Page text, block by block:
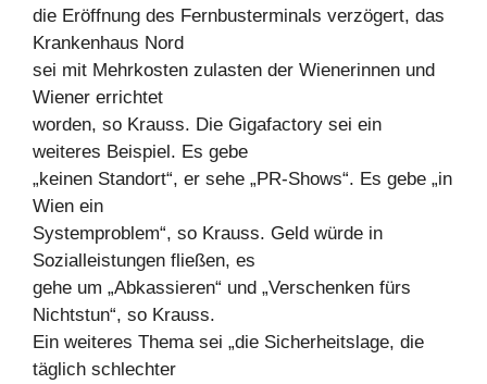
die Eröffnung des Fernbusterminals verzögert, das
Krankenhaus Nord
sei mit Mehrkosten zulasten der Wienerinnen und
Wiener errichtet
worden, so Krauss. Die Gigafactory sei ein
weiteres Beispiel. Es gebe
„keinen Standort“, er sehe „PR-Shows“. Es gebe „in
Wien ein
Systemproblem“, so Krauss. Geld würde in
Sozialleistungen fließen, es
gehe um „Abkassieren“ und „Verschenken fürs
Nichtstun“, so Krauss.
Ein weiteres Thema sei „die Sicherheitslage, die
täglich schlechter